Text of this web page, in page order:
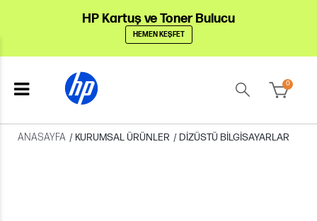
HP Kartuş ve Toner Bulucu
HEMEN KEŞFET
0
ANASAYFA /KURUMSAL ÜRÜNLER /DIZÜSTÜ BILGISAYARLAR